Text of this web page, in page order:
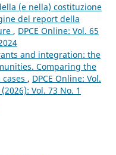
(e nella) costituzione
del report della
, DPCE Online: Vol. 65
and integration: the
Comparing the
, DPCE Online: Vol.
Vol. 73 No. 1